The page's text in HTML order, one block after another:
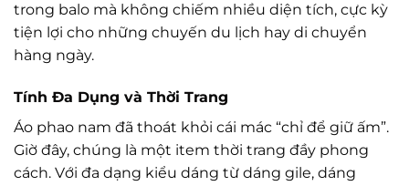
trong balo mà không chiếm nhiều diện tích, cực kỳ
tiện lợi cho những chuyến du lịch hay di chuyển
hàng ngày.
Tính Đa Dụng và Thời Trang
Áo phao nam đã thoát khỏi cái mác “chỉ để giữ ấm”.
Giờ đây, chúng là một item thời trang đầy phong
cách. Với đa dạng kiểu dáng từ dáng gile, dáng